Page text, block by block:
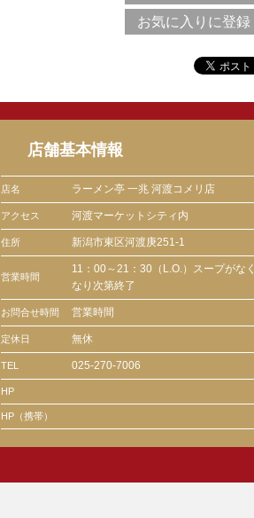
お気に入りに登録
店舗基本情報
店名 ラーメン亭 一兆 河渡コメリ店
アクセス 河渡マーケットシティ内
住所 新潟市東区河渡庚251-1
営業時間
11：00～21：30（L.O.）スープがなく
なり次第終了
お問合せ時間 営業時間
定休日 無休
TEL 025-270-7006
HP
HP（携帯）